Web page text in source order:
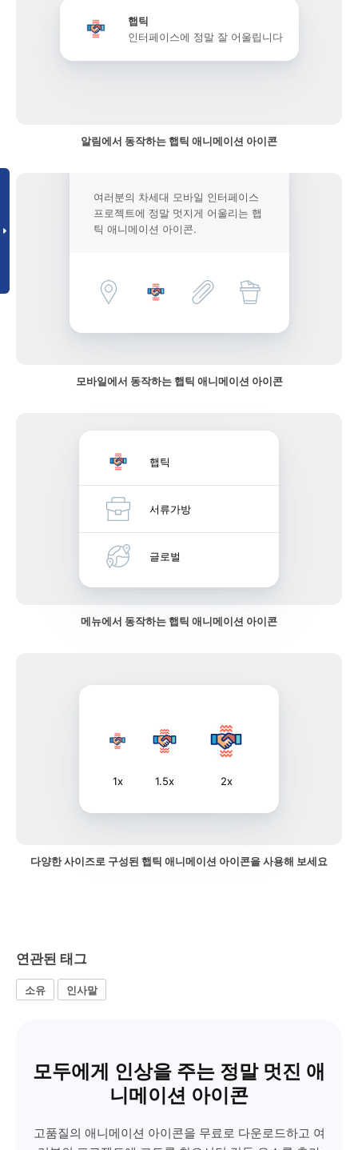
햅틱
인터페이스에 정말 잘 어울립니다
알림에서 동작하는 햅틱 애니메이션 아이콘
여러분의 차세대 모바일 인터페이스
프로젝트에 정말 멋지게 어울리는 햅
틱 애니메이션 아이콘.
모바일에서 동작하는 햅틱 애니메이션 아이콘
햅틱
서류가방
글로벌
메뉴에서 동작하는 햅틱 애니메이션 아이콘
1x 1.5x 2x
다양한 사이즈로 구성된 햅틱 애니메이션 아이콘을 사용해 보세요
연관된 태그
소유 인사말
모두에게 인상을 주는 정말 멋진 애
니메이션 아이콘
고품질의 애니메이션 아이콘을 무료로 다운로드하고 여